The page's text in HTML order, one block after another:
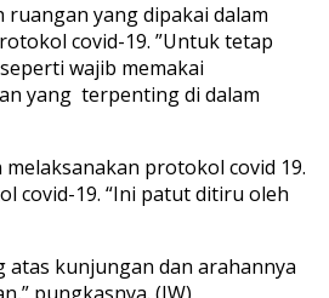
ruangan yang dipakai dalam
covid-19. ”Untuk tetap
wajib memakai
yang terpenting di dalam
protokol covid 19.
covid-19. “Ini patut ditiru oleh
atas kunjungan dan arahannya